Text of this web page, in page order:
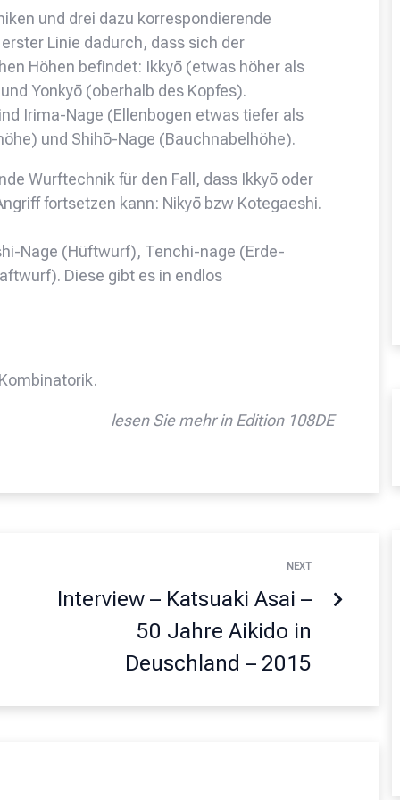
und drei dazu korrespondierende
Linie dadurch, dass sich der
Höhen befindet: Ikkyō (etwas höher als
Yonkyō (oberhalb des Kopfes).
Irima-Nage (Ellenbogen etwas tiefer als
und Shihō-Nage (Bauchnabelhöhe).
Wurftechnik für den Fall, dass Ikkyō oder
fortsetzen kann: Nikyō bzw Kotegaeshi.
Nage (Hüftwurf), Tenchi-nage (Erde-
Diese gibt es in endlos
lesen Sie mehr in Edition 108DE
NEXT
Interview – Katsuaki Asai –
50 Jahre Aikido in
Deuschland – 2015